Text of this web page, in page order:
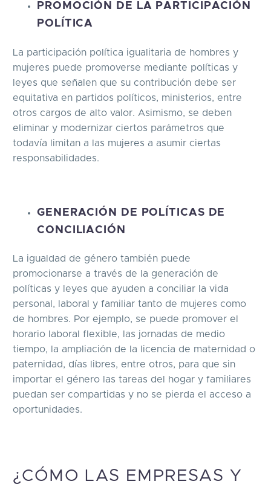
PROMOCIÓN DE LA PARTICIPACIÓN
POLÍTICA
La participación política igualitaria de hombres y
mujeres puede promoverse mediante políticas y
leyes que señalen que su contribución debe ser
equitativa en partidos políticos, ministerios, entre
otros cargos de alto valor. Asimismo, se deben
eliminar y modernizar ciertos parámetros que
todavía limitan a las mujeres a asumir ciertas
responsabilidades.
GENERACIÓN DE POLÍTICAS DE
CONCILIACIÓN
La igualdad de género también puede
promocionarse a través de la generación de
políticas y leyes que ayuden a conciliar la vida
personal, laboral y familiar tanto de mujeres como
de hombres. Por ejemplo, se puede promover el
horario laboral flexible, las jornadas de medio
tiempo, la ampliación de la licencia de maternidad o
paternidad, días libres, entre otros, para que sin
importar el género las tareas del hogar y familiares
puedan ser compartidas y no se pierda el acceso a
oportunidades.
¿CÓMO LAS EMPRESAS Y